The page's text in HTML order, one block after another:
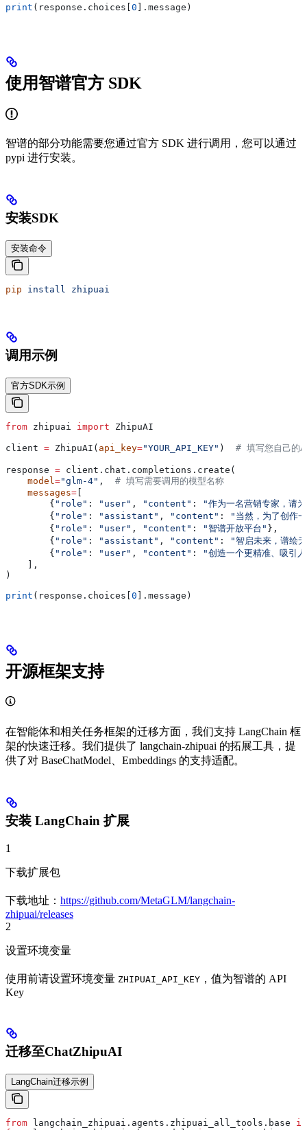
print (response.choices[ 0 ].message)
使用智谱官方 SDK
智谱的部分功能需要您通过官方 SDK 进行调用，您可以通过
pypi 进行安装。
安装SDK
安装命令
pip install zhipuai
调用示例
官方SDK示例
from zhipuai import ZhipuAI
client = ZhipuAI( api_key="YOUR_API_KEY" ) # 填写您自己的
response = client.chat.completions.create(
    model
="glm-4" , # 填写需要调用的模型名称
    messages
=
        {
"role" : "user" , "content" :
"作为一名营销专家，请
        {
"role" : "assistant" , "content" :
"当然，为了创作
        {
"role" : "user" , "content" : "智谱开放平台" },
        {
"role" : "assistant" , "content" :
"智启未来，谱绘
        {
"role" : "user" , "content" :
"创造一个更精准、吸引
    ],
)
print (response.choices[ 0 ].message)
开源框架支持
在智能体和相关任务框架的迁移方面，我们支持 LangChain 框
架的快速迁移。我们提供了 langchain-zhipuai 的拓展工具，提
供了对 BaseChatModel、Embeddings 的支持适配。
安装 LangChain 扩展
1
下载扩展包
下载地址： https://github.com/MetaGLM/langchain-
zhipuai/releases
2
设置环境变量
使用前请设置环境变量 ZHIPUAI_API_KEY ，值为智谱的 API
Key
迁移至ChatZhipuAI
LangChain迁移示例
from langchain_zhipuai.agents.zhipuai_all_tools.base